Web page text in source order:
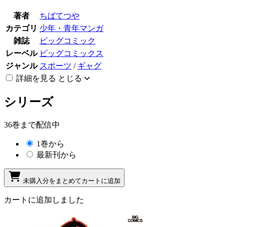
著者
ちばてつや
カテゴリ 少年・青年マンガ
雑誌
ビッグコミック
レーベル ビッグコミックス
ジャンル スポーツ / ギャグ
詳細を見る とじる
シリーズ
36巻まで配信中
1巻から
最新刊から
未購入分をまとめてカートに追加
カートに追加しました